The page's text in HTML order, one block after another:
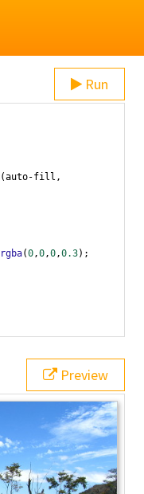
Run
(auto-fill
rgba(0,0,0,0.3);
Preview